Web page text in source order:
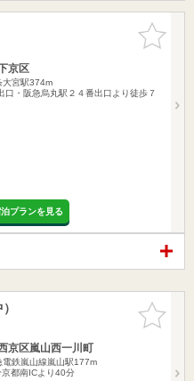
お気に入
りに追加
京区
大宮駅374m
口・阪急烏丸駅２４番出口より徒歩７
プランを見る
お気に入
りに追加
京区嵐山西一川町
電鉄嵐山線嵐山駅177m
都南ICより40分